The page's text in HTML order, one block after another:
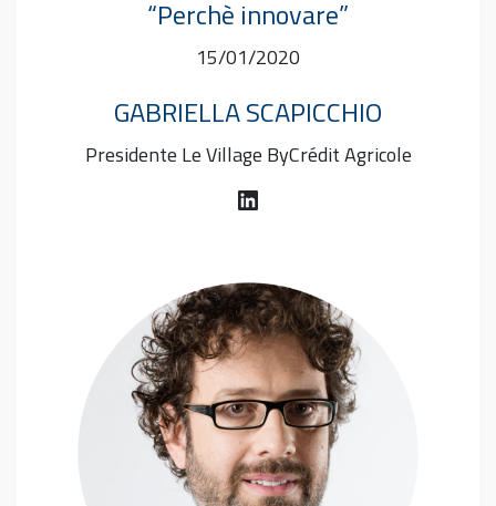
“Perchè innovare”
15/01/2020
GABRIELLA SCAPICCHIO
Presidente Le Village ByCrédit Agricole
LinkedIn